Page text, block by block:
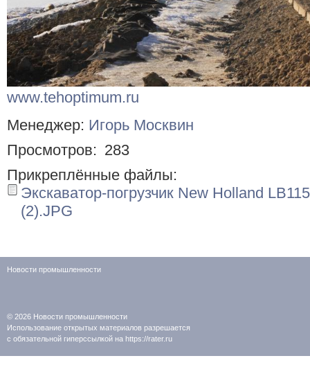
www.tehoptimum.ru
Менеджер: Игорь Москвин
Просмотров: 283
Прикреплённые файлы:
Экскаватор-погрузчик New Holland
(2).JPG
Новости промышленности
© 2026 Новости промышленности
Использование открытых материалов разрешается
с обязательной гиперссылкой на https://rater.ru